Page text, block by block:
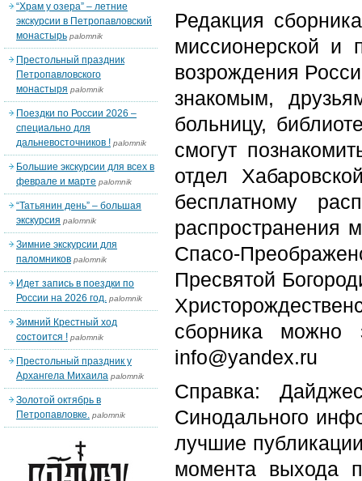
Редакция
миссионерской и
возрождения
знакомым,
больницу,
смогут
отдел
бесплатному
распространения
Спасо-
Пресвятой
сборника можно
info@yandex.ru
Справка:
Синодального
лучшие
момента выхода
“Храм у озера” – летние
экскурсии в Петропавловский
монастырь palomnik
Престольный праздник
Петропавловского
монастыря palomnik
Поездки по России 2026 –
специально для
дальневосточников ! palomnik
Большие экскурсии для всех в
феврале и марте palomnik
“Татьянин день” – большая
экскурсия palomnik
Зимние экскурсии для
паломников palomnik
Идет запись в поездки по
России на 2026 год. palomnik
Зимний Крестный ход
состоится ! palomnik
Престольный праздник у
Архангела Михаила palomnik
Золотой октябрь в
Петропавловке. palomnik